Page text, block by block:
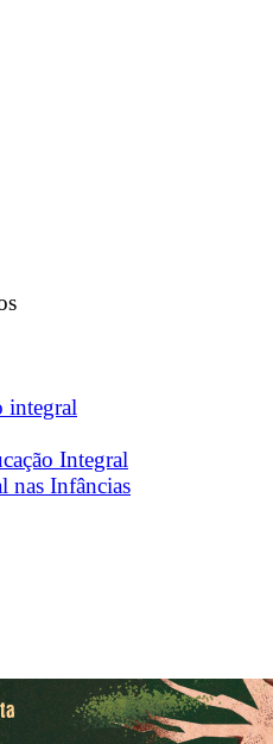
integral
Integral
nas Infâncias